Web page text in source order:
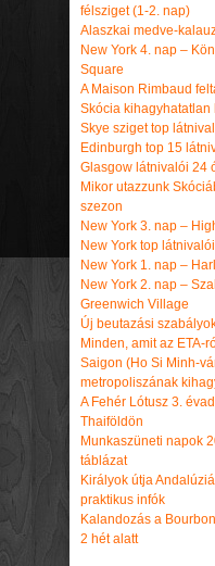
félsziget (1-2. nap)
Alaszkai medve-
New York 4. nap –
Square
A Maison Rimbaud
Skócia
Skye sziget top
Edinburgh top 15
Glasgow látnivalói 24
Mikor utazzunk
szezon
New York 3. nap –
New York top
New York 1. nap –
New York 2. nap –
Greenwich Village
Új beutazási
Minden, amit az ETA-
Saigon (Ho Si Minh-
metropoliszának
A Fehér Lótusz 3.
Thaiföldön
Munkaszüneti napok
táblázat
Királyok útja
praktikus infók
Kalandozás a
2 hét alatt